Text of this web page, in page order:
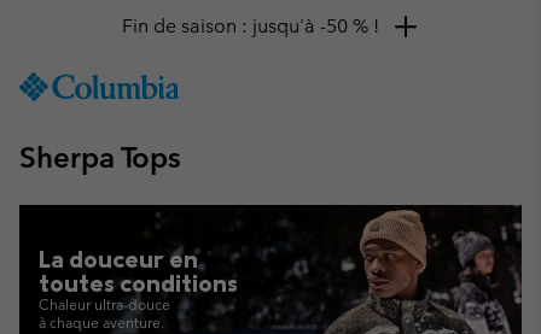
TO
SKIP
MAIN
SKIP
TO
SEARCH
Remise de 10 % à saisir
Sherpa Tops
La douceur en
toutes conditions
Chaleur ultra-douce
à chaque aventure.